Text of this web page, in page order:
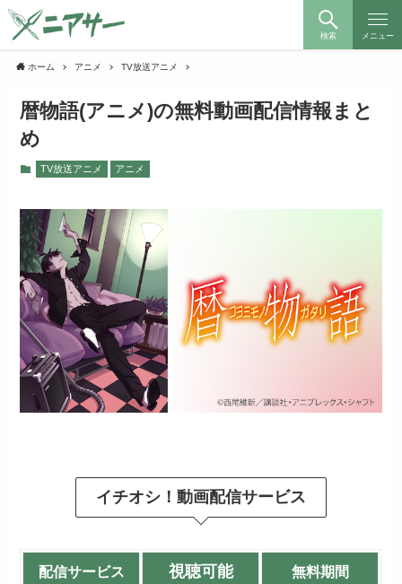
検索 メニュー
ホーム アニメ TV放送アニメ
暦物語(アニメ)の無料動画配信情報まと
め
TV放送アニメ アニメ
イチオシ！動画配信サービス
配信サービス 視聴可能 無料期間